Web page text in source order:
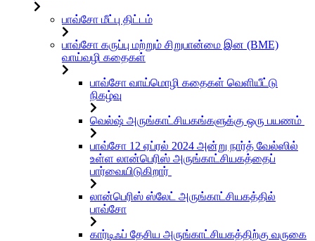
பாவ்சோ மீட்பு திட்டம்
பாவ்சோ கருப்பு மற்றும் சிறுபான்மை இன (BME)
வாய்வழி கதைகள்
பாவ்சோ வாய்மொழி கதைகள் வெளியீட்டு
நிகழ்வு
வெல்ஷ் அருங்காட்சியகங்களுக்கு ஒரு பயணம்
பாவ்சோ 12 ஏப்ரல் 2024 அன்று நார்த் வேல்ஸில்
உள்ள லான்பெரிஸ் அருங்காட்சியகத்தைப்
பார்வையிடுகிறார்
லான்பெரிஸ் ஸ்லேட் அருங்காட்சியகத்தில்
பாவ்சோ
கார்டிஃப் தேசிய அருங்காட்சியகத்திற்கு வருகை